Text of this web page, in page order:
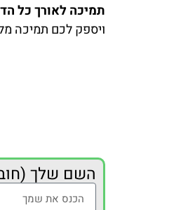
תמיכה לאורך כל
ויספק לכם תמיכה
השם שלך